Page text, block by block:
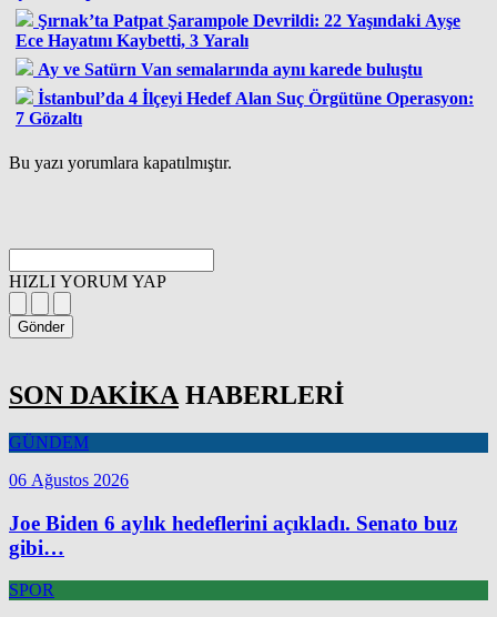
Şırnak’ta Patpat Şarampole Devrildi: 22 Yaşındaki Ayşe
Ece Hayatını Kaybetti, 3 Yaralı
Ay ve Satürn Van semalarında aynı karede buluştu
İstanbul’da 4 İlçeyi Hedef Alan Suç Örgütüne Operasyon:
7 Gözaltı
Bu yazı yorumlara kapatılmıştır.
HIZLI YORUM YAP
Gönder
SON DAKİKA HABERLERİ
GÜNDEM
06 Ağustos 2026
Joe Biden 6 aylık hedeflerini açıkladı. Senato buz
gibi…
SPOR